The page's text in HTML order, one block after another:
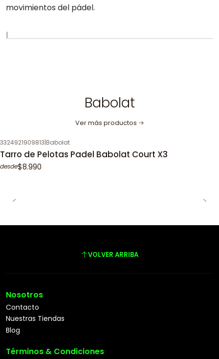
movimientos del pádel.
|
Babolat
Ver más productos
3324921909813|Babolat
Tarro de Pelotas Padel Babolat Court X3
desde$8.990
VOLVER ARRIBA
Nosotros
Contacto
Nuestras Tiendas
Blog
Términos & Condiciones